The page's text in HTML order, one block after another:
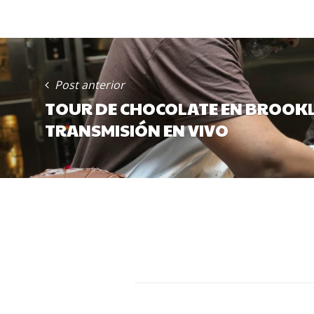
POST
NAVIGATION
Post anterior
TOUR DE CHOCOLATE EN
TRANSMISIÓN EN VIVO